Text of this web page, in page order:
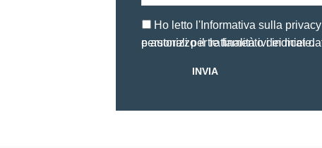
Ho letto l'Informativa sulla privacy
e autorizzo il trattamento dei miei dati personali per le finalità ivi indicate.